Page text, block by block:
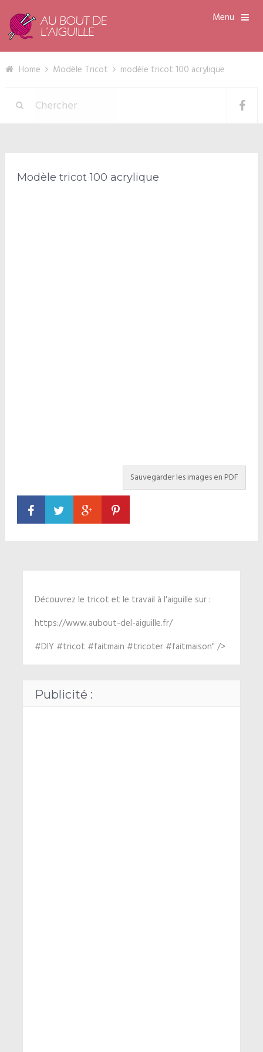
Menu
Home Modèle Tricot modèle tricot 100 acrylique
Modèle tricot 100 acrylique
Découvrez le tricot et le travail à l'aiguille sur :
https://www.aubout-del-aiguille.fr/
#DIY #tricot #faitmain #tricoter #faitmaison" />
Publicité :